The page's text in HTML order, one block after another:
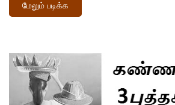
மேலும் படிக்க